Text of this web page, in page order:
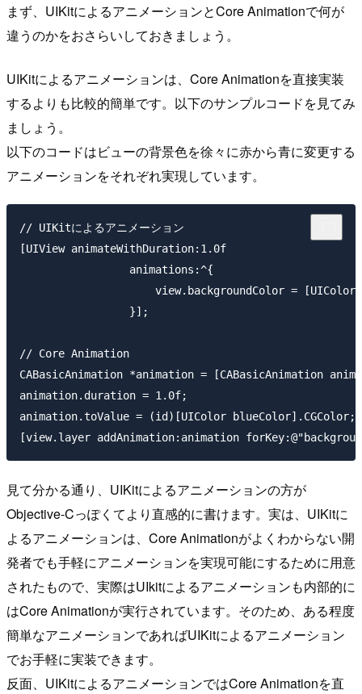
まず、UIKitによるアニメーションとCore Animationで何が
違うのかをおさらいしておきましょう。
UIKitによるアニメーションは、Core Animationを直接実装
するよりも比較的簡単です。以下のサンプルコードを見てみ
ましょう。
以下のコードはビューの背景色を徐々に赤から青に変更する
アニメーションをそれぞれ実現しています。
// UIKitによるアニメーション
[UIView animateWithDuration:1.0f
                 animations:^{
view.backgroundColor = [UIColor
                 }];
// Core Animation
CABasicAnimation *animation = [CABasicAnimation
animation.duration = 1.0f;
animation.toValue = (id)[UIColor blueColor].CGColor;
見て分かる通り、UIKitによるアニメーションの方が
Objective-Cっぽくてより直感的に書けます。実は、UIKitに
よるアニメーションは、Core Animationがよくわからない開
発者でも手軽にアニメーションを実現可能にするために用意
されたもので、実際はUIkitによるアニメーションも内部的に
はCore Animationが実行されています。そのため、ある程度
簡単なアニメーションであればUIKitによるアニメーション
でお手軽に実装できます。
反面、UIKitによるアニメーションではCore Animationを直